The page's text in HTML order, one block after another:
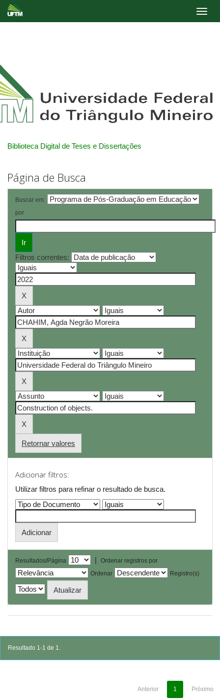
Biblioteca Digital de Teses e Dissertações
Página de Busca
Buscar em:
por
Filtros correntes:
Retornar valores
Adicionar filtros:
Utilizar filtros para refinar o resultado de busca.
Resultados/Página |
Ordenar registros por
Ordenar
Registro(s)
Resultado 1-1 de 1.
Anterior 1 Próximo